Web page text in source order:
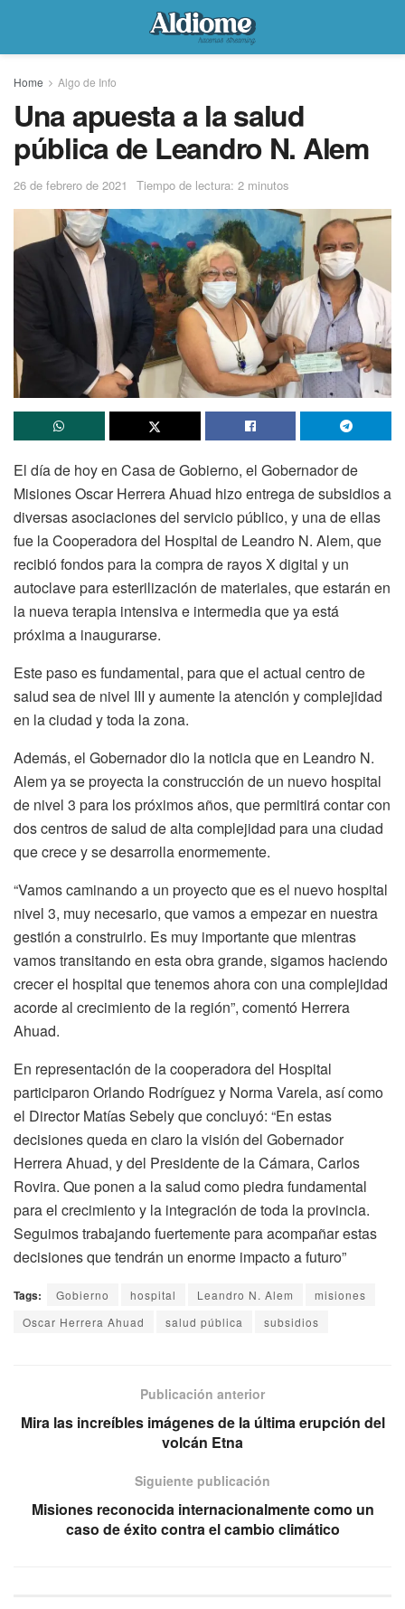
Home Algo de Info
Una apuesta a la salud
pública de Leandro N. Alem
26 de febrero de 2021 Tiempo de lectura: 2 minutos
El día de hoy en Casa de Gobierno, el Gobernador de
Misiones Oscar Herrera Ahuad hizo entrega de subsidios a
diversas asociaciones del servicio público, y una de ellas
fue la Cooperadora del Hospital de Leandro N. Alem, que
recibió fondos para la compra de rayos X digital y un
autoclave para esterilización de materiales, que estarán en
la nueva terapia intensiva e intermedia que ya está
próxima a inaugurarse.
Este paso es fundamental, para que el actual centro de
salud sea de nivel III y aumente la atención y complejidad
en la ciudad y toda la zona.
Además, el Gobernador dio la noticia que en Leandro N.
Alem ya se proyecta la construcción de un nuevo hospital
de nivel 3 para los próximos años, que permitirá contar con
dos centros de salud de alta complejidad para una ciudad
que crece y se desarrolla enormemente.
“Vamos caminando a un proyecto que es el nuevo hospital
nivel 3, muy necesario, que vamos a empezar en nuestra
gestión a construirlo. Es muy importante que mientras
vamos transitando en esta obra grande, sigamos haciendo
crecer el hospital que tenemos ahora con una complejidad
acorde al crecimiento de la región”, comentó Herrera
Ahuad.
En representación de la cooperadora del Hospital
participaron Orlando Rodríguez y Norma Varela, así como
el Director Matías Sebely que concluyó: “En estas
decisiones queda en claro la visión del Gobernador
Herrera Ahuad, y del Presidente de la Cámara, Carlos
Rovira. Que ponen a la salud como piedra fundamental
para el crecimiento y la integración de toda la provincia.
Seguimos trabajando fuertemente para acompañar estas
decisiones que tendrán un enorme impacto a futuro”
Tags: Gobierno hospital Leandro N. Alem
misiones
Oscar Herrera Ahuad
salud pública subsidios
Publicación anterior
Mira las increíbles imágenes de la última erupción del
volcán Etna
Siguiente publicación
Misiones reconocida internacionalmente como un
caso de éxito contra el cambio climático